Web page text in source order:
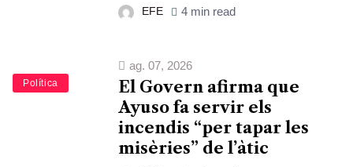
EFE 4 min read
Política
ag. 07, 2026
El Govern afirma que
Ayuso fa servir els
incendis “per tapar les
misèries” de l’àtic